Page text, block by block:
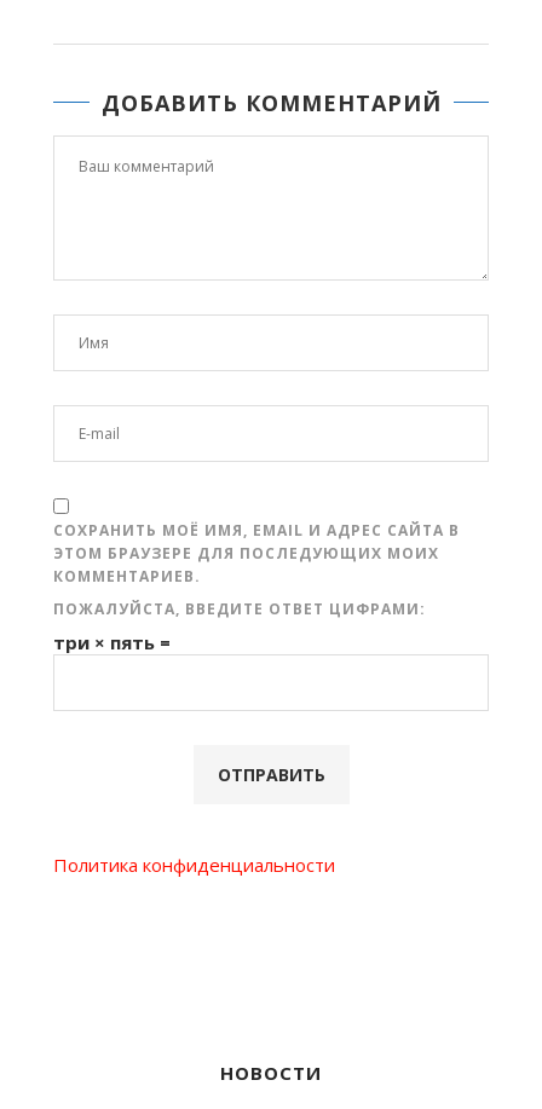
ДОБАВИТЬ КОММЕНТАРИЙ
СОХРАНИТЬ МОЁ ИМЯ, EMAIL И АДРЕС САЙТА В
ЭТОМ БРАУЗЕРЕ ДЛЯ ПОСЛЕДУЮЩИХ МОИХ
КОММЕНТАРИЕВ.
ПОЖАЛУЙСТА, ВВЕДИТЕ ОТВЕТ ЦИФРАМИ:
три × пять =
Политика конфиденциальности
НОВОСТИ